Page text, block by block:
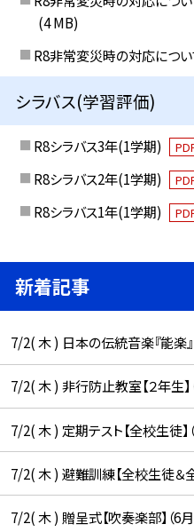
(4 MB)
R8非常変災時の対応につ
シラバス(学習評価)
R8シラバス3年(1学期)
R8シラバス2年(1学期)
R8シラバス1年(1学期)
新着記事
7/2( 木 ) 日本の伝統音楽『能楽』
7/2( 木 ) 非行防止教室【２年生】
7/2( 木 ) 定期テスト【全校生徒】
7/2( 木 ) 避難訓練【全校生徒＆全
7/2( 木 ) 贈呈式【吹奏楽部】（6月